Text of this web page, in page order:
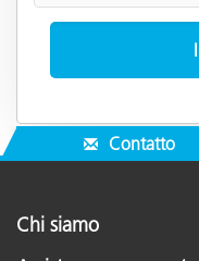
Contatto
Chi siamo